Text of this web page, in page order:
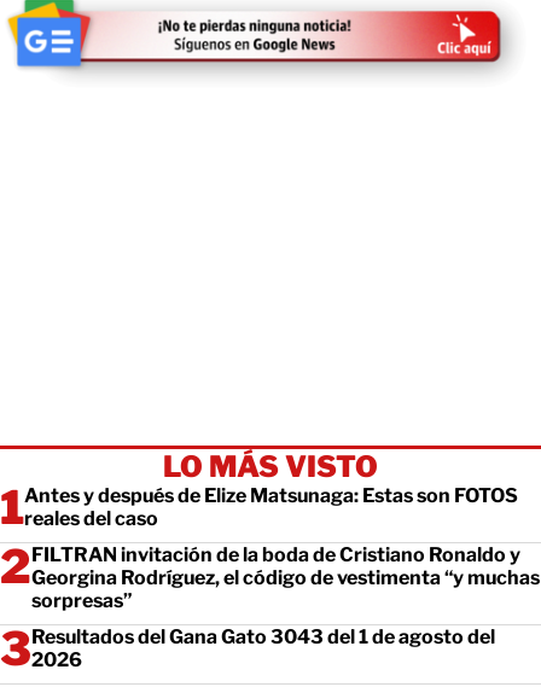
LO MÁS VISTO
Antes y después de Elize Matsunaga: Estas son FOTOS
reales del caso
FILTRAN invitación de la boda de Cristiano Ronaldo y
Georgina Rodríguez, el código de vestimenta “y muchas
sorpresas”
Resultados del Gana Gato 3043 del 1 de agosto del
2026